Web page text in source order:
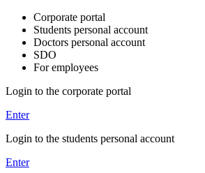
Corporate portal
Students personal account
Doctors personal account
SDO
For employees
Login to the corporate portal
Enter
Login to the students personal account
Enter